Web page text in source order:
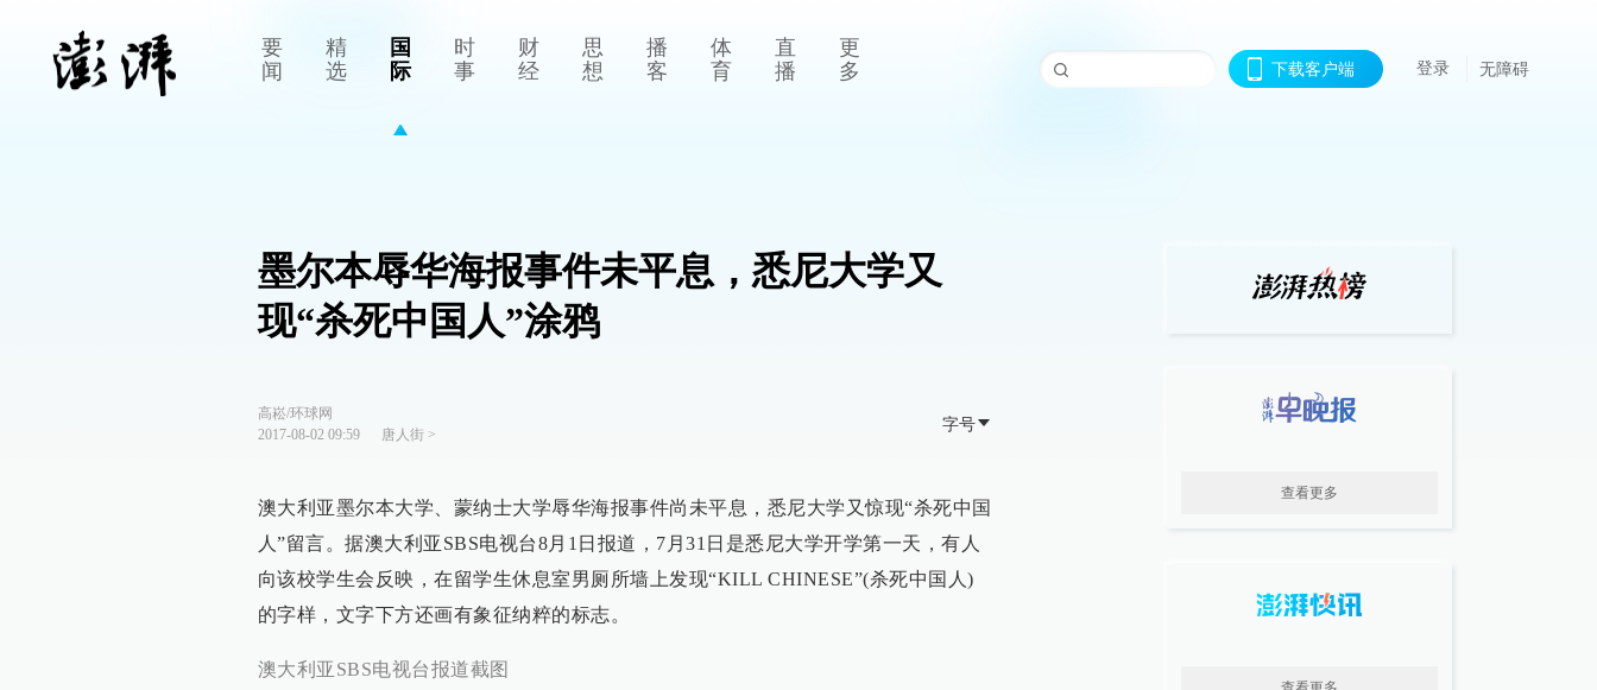
要
闻
精
选
国
际
时
事
财
经
思
想
播
客
体
育
直
播
更
多
下载客户端 登录 无障碍
墨尔本辱华海报事件未平息，悉尼大学又
现“杀死中国人”涂鸦
高崧/环球网
2017-08-02 09:59
唐人街>
字号
澳大利亚墨尔本大学、蒙纳士大学辱华海报事件尚未平息，悉尼大学又惊现“杀死中国
人”留言。据澳大利亚SBS电视台8月1日报道，7月31日是悉尼大学开学第一天，有人
向该校学生会反映，在留学生休息室男厕所墙上发现“KILL CHINESE”(杀死中国人)
的字样，文字下方还画有象征纳粹的标志。
澳大利亚SBS电视台报道截图
查看更多